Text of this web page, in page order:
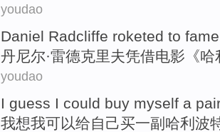
youdao
Daniel Radcliffe roketed to fame
丹尼尔·雷德克里夫凭借电影 《
youdao
I guess I could buy myself a
我想我可以给自己买一副 哈利 波